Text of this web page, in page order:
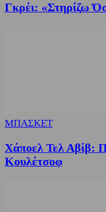
Γκρέι: «Στηρίζω
ΜΠΑΣΚΕΤ
Χάποελ Τελ Αβίβ:
Κουλέτσοφ